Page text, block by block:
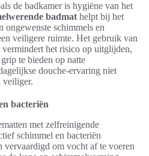
de badkamer is hygiëne van het
badmat helpt bij het
ongewenste schimmels en
veiligere ruimte. Het gebruik van
vermindert het risico op uitglijden,
te bieden op natte
douche-ervaring niet
veiliger.
bacteriën
met zelfreinigende
schimmel en bacteriën
om vocht af te voeren